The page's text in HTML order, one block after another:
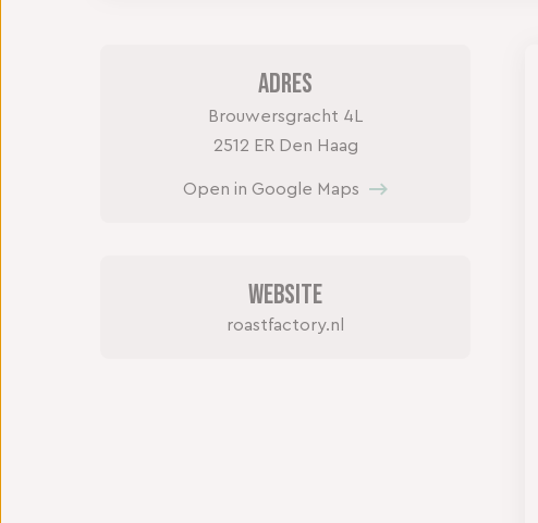
Adres
Brouwersgracht 4L
2512 ER Den Haag
Open in Google Maps
Website
roastfactory.nl